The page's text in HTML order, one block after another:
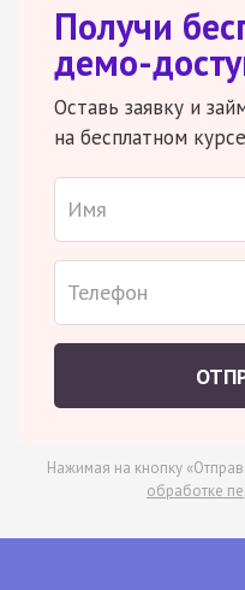
Получи
демо-
Оставь заявку и
на бесплатном
Нажимая на кнопку
обработке